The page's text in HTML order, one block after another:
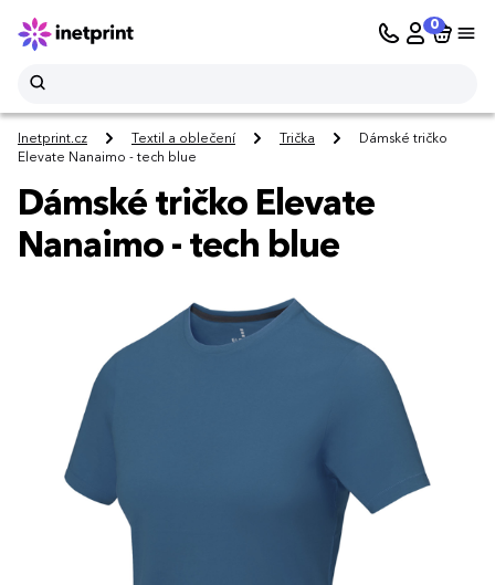
0
Inetprint.cz Textil a oblečení Trička
Dámské tričko
Elevate Nanaimo - tech blue
Dámské tričko Elevate
Nanaimo - tech blue